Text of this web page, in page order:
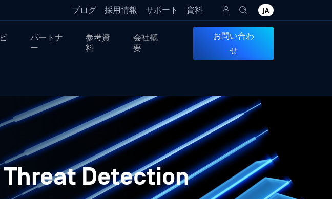
ブログ 採用情報 サポート 資料 JA
パートナ
ー
参考資
料
会社概
要
お問い合わ
せ
Detection